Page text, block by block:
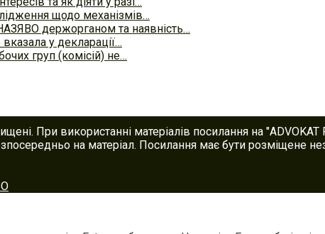
щодо механізмів…
держорганом та наявність…
у декларації…
груп (комісій) не…
При використанні матеріалів посилання на
на матеріал. Посилання має бути розміщене